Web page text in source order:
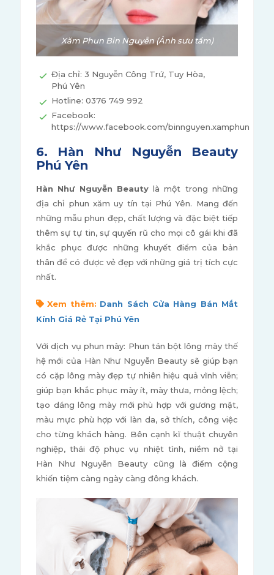
Xăm Phun Bin Nguyễn (Ảnh sưu tầm)
Địa chỉ: 3 Nguyễn Công Trứ, Tuy Hòa,
Phú Yên
Hotline: 0376 749 992
Facebook:
https://www.facebook.com/binnguyen.xamphun
6. Hàn Như Nguyễn Beauty
Phú Yên
Hàn Như Nguyễn Beautylà một trong những
địa chỉ phun xăm uy tín tại Phú Yên. Mang đến
những mẫu phun đẹp, chất lượng và đặc biệt tiếp
thêm sự tự tin, sự quyến rũ cho mọi cô gái khi đã
khắc phục được những khuyết điểm của bản
thân để có được vẻ đẹp với những giá trị tích cực
nhất.
Xem thêm: Danh Sách Cửa Hàng Bán Mắt
Kính Giá Rẻ Tại Phú Yên
Với dịch vụ phun mày: Phun tán bột lông mày thế
hệ mới của Hàn Như Nguyễn Beauty sẽ giúp bạn
có cặp lông mày đẹp tự nhiên hiệu quả vĩnh viễn;
giúp bạn khắc phục mày ít, mày thưa, mỏng lệch;
tạo dáng lông mày mới phù hợp với gương mặt,
màu mực phù hợp với làn da, sở thích, công việc
cho từng khách hàng. Bên cạnh kĩ thuật chuyên
nghiệp, thái độ phục vụ nhiệt tình, niềm nở tại
Hàn Như Nguyễn Beauty cũng là điểm cộng
khiến tiệm càng ngày càng đông khách.